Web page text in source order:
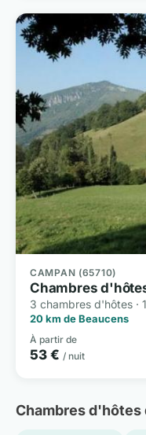
CAMPAN (65710)
Chambres
3 chambres d'hôtes ·
20 km de Beaucens
À partir de
53 € / nuit
Chambres d'hôtes